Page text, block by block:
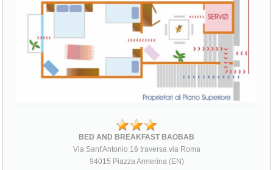
BED AND BREAKFAST BAOBAB
Via Sant'Antonio 16 traversa via Roma
94015 Piazza Armerina (EN)